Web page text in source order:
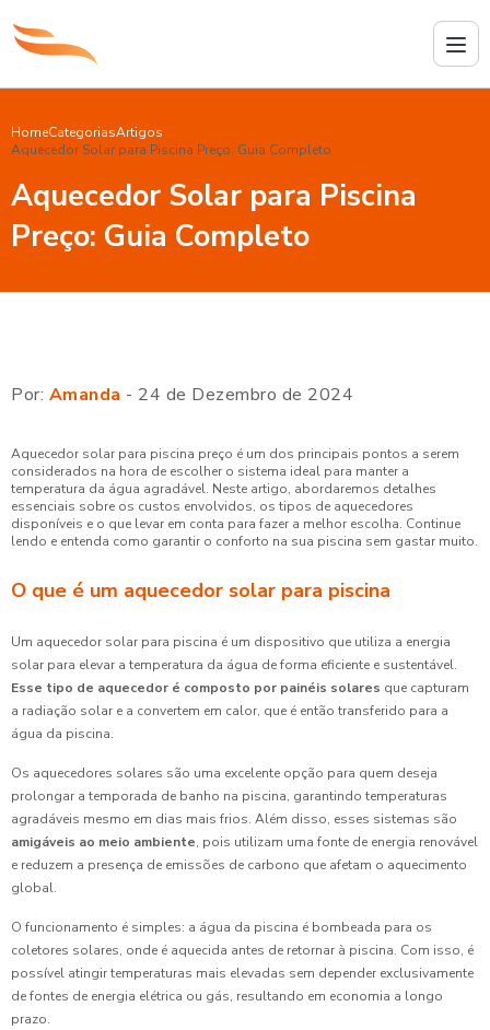
HomeCategoriasArtigos
Aquecedor Solar para Piscina Preço: Guia Completo
Aquecedor Solar para Piscina
Preço: Guia Completo
Por: Amanda - 24 de Dezembro de 2024
Aquecedor solar para piscina preço é um dos principais pontos a serem
considerados na hora de escolher o sistema ideal para manter a
temperatura da água agradável. Neste artigo, abordaremos detalhes
essenciais sobre os custos envolvidos, os tipos de aquecedores
disponíveis e o que levar em conta para fazer a melhor escolha. Continue
lendo e entenda como garantir o conforto na sua piscina sem gastar muito.
O que é um aquecedor solar para piscina
Um aquecedor solar para piscina é um dispositivo que utiliza a energia
solar para elevar a temperatura da água de forma eficiente e sustentável.
Esse tipo de aquecedor é composto por painéis solares que capturam
a radiação solar e a convertem em calor, que é então transferido para a
água da piscina.
Os aquecedores solares são uma excelente opção para quem deseja
prolongar a temporada de banho na piscina, garantindo temperaturas
agradáveis mesmo em dias mais frios. Além disso, esses sistemas são
amigáveis ao meio ambiente, pois utilizam uma fonte de energia renovável
e reduzem a presença de emissões de carbono que afetam o aquecimento
global.
O funcionamento é simples: a água da piscina é bombeada para os
coletores solares, onde é aquecida antes de retornar à piscina. Com isso, é
possível atingir temperaturas mais elevadas sem depender exclusivamente
de fontes de energia elétrica ou gás, resultando em economia a longo
prazo.